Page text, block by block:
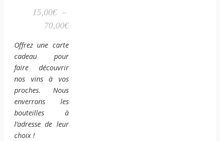
15,00€ –
70,00€Plage
15,00€
à
70,00€
Offrez une carte
cadeau pour
faire découvrir
nos vins à vos
proches. Nous
enverrons les
bouteilles à
l’adresse de leur
choix !